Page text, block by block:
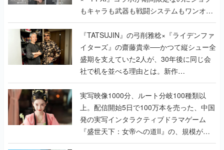
もキャラも武器も戦闘システムもワンオフ
で作り込まれた理由を両ディレクターに聞
く
『TATSUJIN』の弓削雅稔×『ライデンファ
イターズ』の齋藤貴幸──かつて縦シュー全
盛期を支えていた2人が、30年後に同じ会
社で机を並べる理由とは。新作
『TATSUJIN EXTREME』で初タッグを組
んだレジェンド2人に訊く開発秘話
実写映像1000分、ルート分岐100種類以
上。配信開始5日で100万本を売った、中国
発の実写インタラクティブドラマゲーム
『盛世天下：女帝への道II』の、規模が違
うこだわりをプロデューサーに聞いた